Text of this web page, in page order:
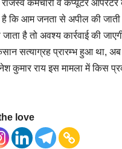
कर्मचारी व कंप्यूटर
कि आम जनता से अपील की जाती
है तो अवश्य कार्रवाई की
सत्याग्रह प्रारम्भ हुआ था, अब
कुमार राय इस मामला में किस
love